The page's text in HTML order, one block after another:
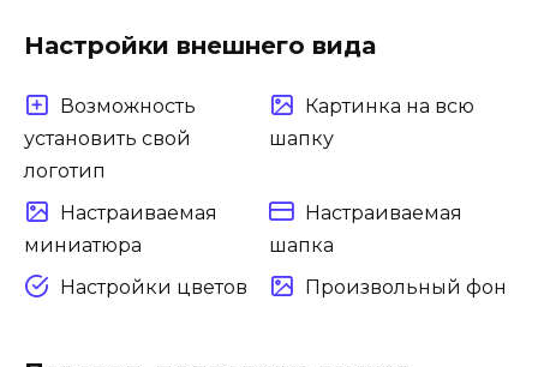
Настройки внешнего вида
Возможность
установить свой
логотип
Картинка на всю
шапку
Настраиваемая
миниатюра
Настраиваемая
шапка
Настройки цветов
Произвольный фон